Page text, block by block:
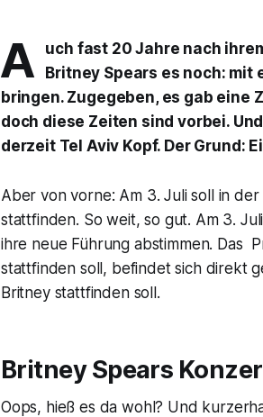
A
uch fast 20 Jahre nach
Britney Spears es noch:
bringen. Zugegeben, es gab eine
doch diese Zeiten sind vorbei.
derzeit Tel Aviv Kopf. Der Grund:
Aber von vorne: Am 3. Juli soll in
stattfinden. So weit, so gut. Am 3. Juli
ihre neue Führung abstimmen. Das
stattfinden soll, befindet sich direkt
Britney stattfinden soll.
Britney Spears
Oops, hieß es da wohl? Und